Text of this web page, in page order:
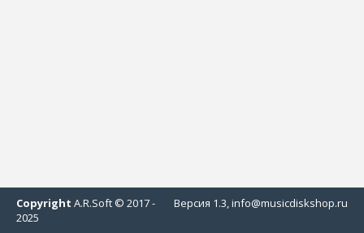
Версия 1.3, info@musicdiskshop.ru
Copyright A.R.Soft © 2017 -
2025